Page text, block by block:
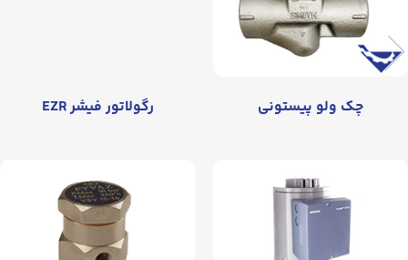
چک ولو پیستونی رگولاتور فیشر EZR